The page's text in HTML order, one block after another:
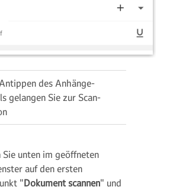
des Anhänge-
gelangen Sie zur Scan-
Sie unten im geöffneten
auf den ersten
"Dokument scannen" und